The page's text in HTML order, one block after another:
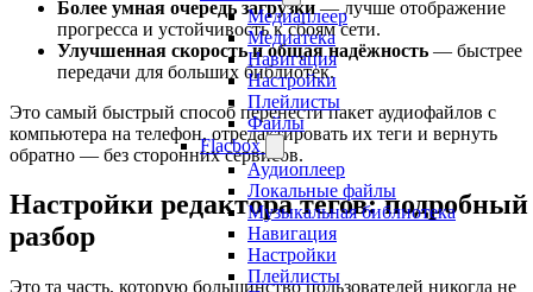
Медиаплеер
Медиатека
Навигация
Настройки
Плейлисты
Файлы
Flacbox
Аудиоплеер
Локальные файлы
Музыкальная библиотека
Навигация
Настройки
Плейлисты
Более умная очередь загрузки — лучше отображение
прогресса и устойчивость к сбоям сети.
Улучшенная скорость и общая надёжность — быстрее
передачи для больших библиотек.
Это самый быстрый способ перенести пакет аудиофайлов с
компьютера на телефон, отредактировать их теги и вернуть
обратно — без сторонних сервисов.
Настройки редактора тегов: подробный
разбор
Это та часть, которую большинство пользователей никогда не